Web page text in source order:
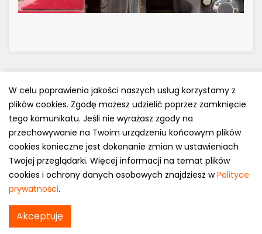
Polityka prywatności
e-mail: kontakt@opony.com.pl
Copyright © 2000-2023 Opony.com.pl
W celu poprawienia jakości naszych usług korzystamy z
plików cookies. Zgodę możesz udzielić poprzez zamknięcie
tego komunikatu. Jeśli nie wyrażasz zgody na
przechowywanie na Twoim urządzeniu końcowym plików
cookies konieczne jest dokonanie zmian w ustawieniach
Twojej przeglądarki. Więcej informacji na temat plików
cookies i ochrony danych osobowych znajdziesz wPolityce
prywatności.
Akceptuję